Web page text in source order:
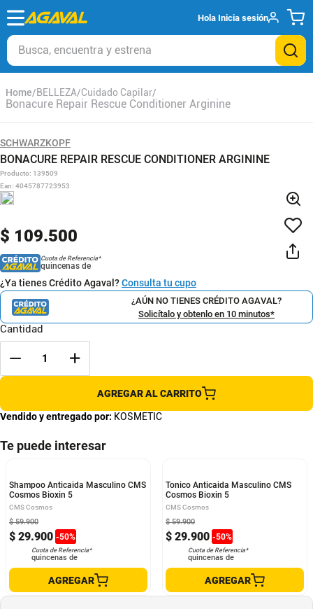
Hola Inicia sesión
Busca, encuentra y estrena
BELLEZA Cuidado Capilar
Bonacure Repair Rescue Conditioner Arginine
SCHWARZKOPF
BONACURE REPAIR RESCUE CONDITIONER ARGININE
Producto: 139509
Ean: 4045787723953
$ 109.500
Cuota de Referencia*
quincenas de
¿Ya tienes Crédito Agaval?Consulta tu cupo
¿AÚN NO TIENES CRÉDITO AGAVAL?
Solicítalo y obtenlo en 10 minutos*
Cantidad
AGREGAR AL CARRITO
Vendido y entregado por: KOSMETIC
Te puede interesar
Shampoo Anticaida Masculino CMS
Cosmos Bioxin 5
CMS Cosmos
$ 29.900 -50%
$ 59.900
Cuota de Referencia*
quincenas de
AGREGAR
Tonico Anticaida Masculino CMS
Cosmos Bioxin 5
CMS Cosmos
$ 29.900 -50%
$ 59.900
Cuota de Referencia*
quincenas de
AGREGAR